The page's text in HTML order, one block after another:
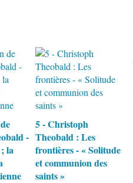
-
la
5 - Christoph
Theobald : Les
frontières - « Solitude
et communion des
saints »